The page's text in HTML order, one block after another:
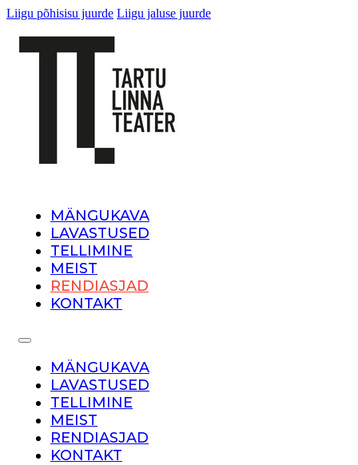
Liigu põhisisu juurde Liigu jaluse juurde
MÄNGUKAVA
LAVASTUSED
TELLIMINE
MEIST
RENDIASJAD
KONTAKT
MÄNGUKAVA
LAVASTUSED
TELLIMINE
MEIST
RENDIASJAD
KONTAKT